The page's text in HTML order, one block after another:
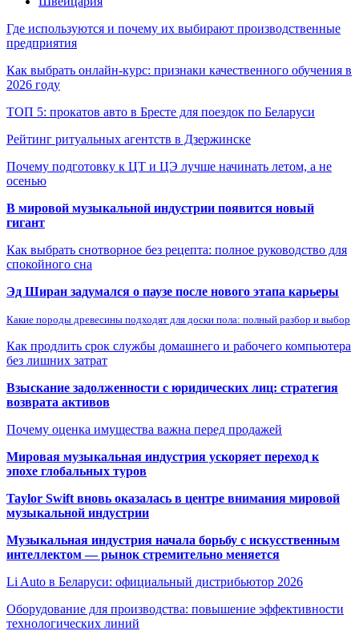
Где используются и почему их выбирают производственные
предприятия
Как выбрать онлайн-курс: признаки качественного обучения в
2026 году
ТОП 5: прокатов авто в Бресте для поездок по Беларуси
Рейтинг ритуальных агентств в Дзержинске
Почему подготовку к ЦТ и ЦЭ лучше начинать летом, а не
осенью
В мировой музыкальной индустрии появится новый
гигант
Как выбрать снотворное без рецепта: полное руководство для
спокойного сна
Эд Ширан задумался о паузе после нового этапа карьеры
Какие породы древесины подходят для доски пола: полный разбор и выбор
Как продлить срок службы домашнего и рабочего компьютера
без лишних затрат
Взыскание задолженности с юридических лиц: стратегия
возврата активов
Почему оценка имущества важна перед продажей
Мировая музыкальная индустрия ускоряет переход к
эпохе глобальных туров
Taylor Swift вновь оказалась в центре внимания мировой
музыкальной индустрии
Музыкальная индустрия начала борьбу с искусственным
интеллектом — рынок стремительно меняется
Li Auto в Беларуси: официальный дистрибьютор 2026
Оборудование для производства: повышение эффективности
технологических линий